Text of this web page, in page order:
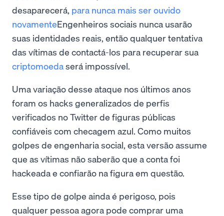
desaparecerá, para nunca mais ser ouvido
novamenteEngenheiros sociais nunca usarão
suas identidades reais, então qualquer tentativa
das vítimas de contactá-los para recuperar sua
criptomoedaserá impossível.
Uma variação desse ataque nos últimos anos
foram os hacks generalizados de perfis
verificados no Twitter de figuras públicas
confiáveis com checagem azul. Como muitos
golpes de engenharia social, esta versão assume
que as vítimas não saberão que a conta foi
hackeada e confiarão na figura em questão.
Esse tipo de golpe ainda é perigoso, pois
qualquer pessoa agora pode comprar uma